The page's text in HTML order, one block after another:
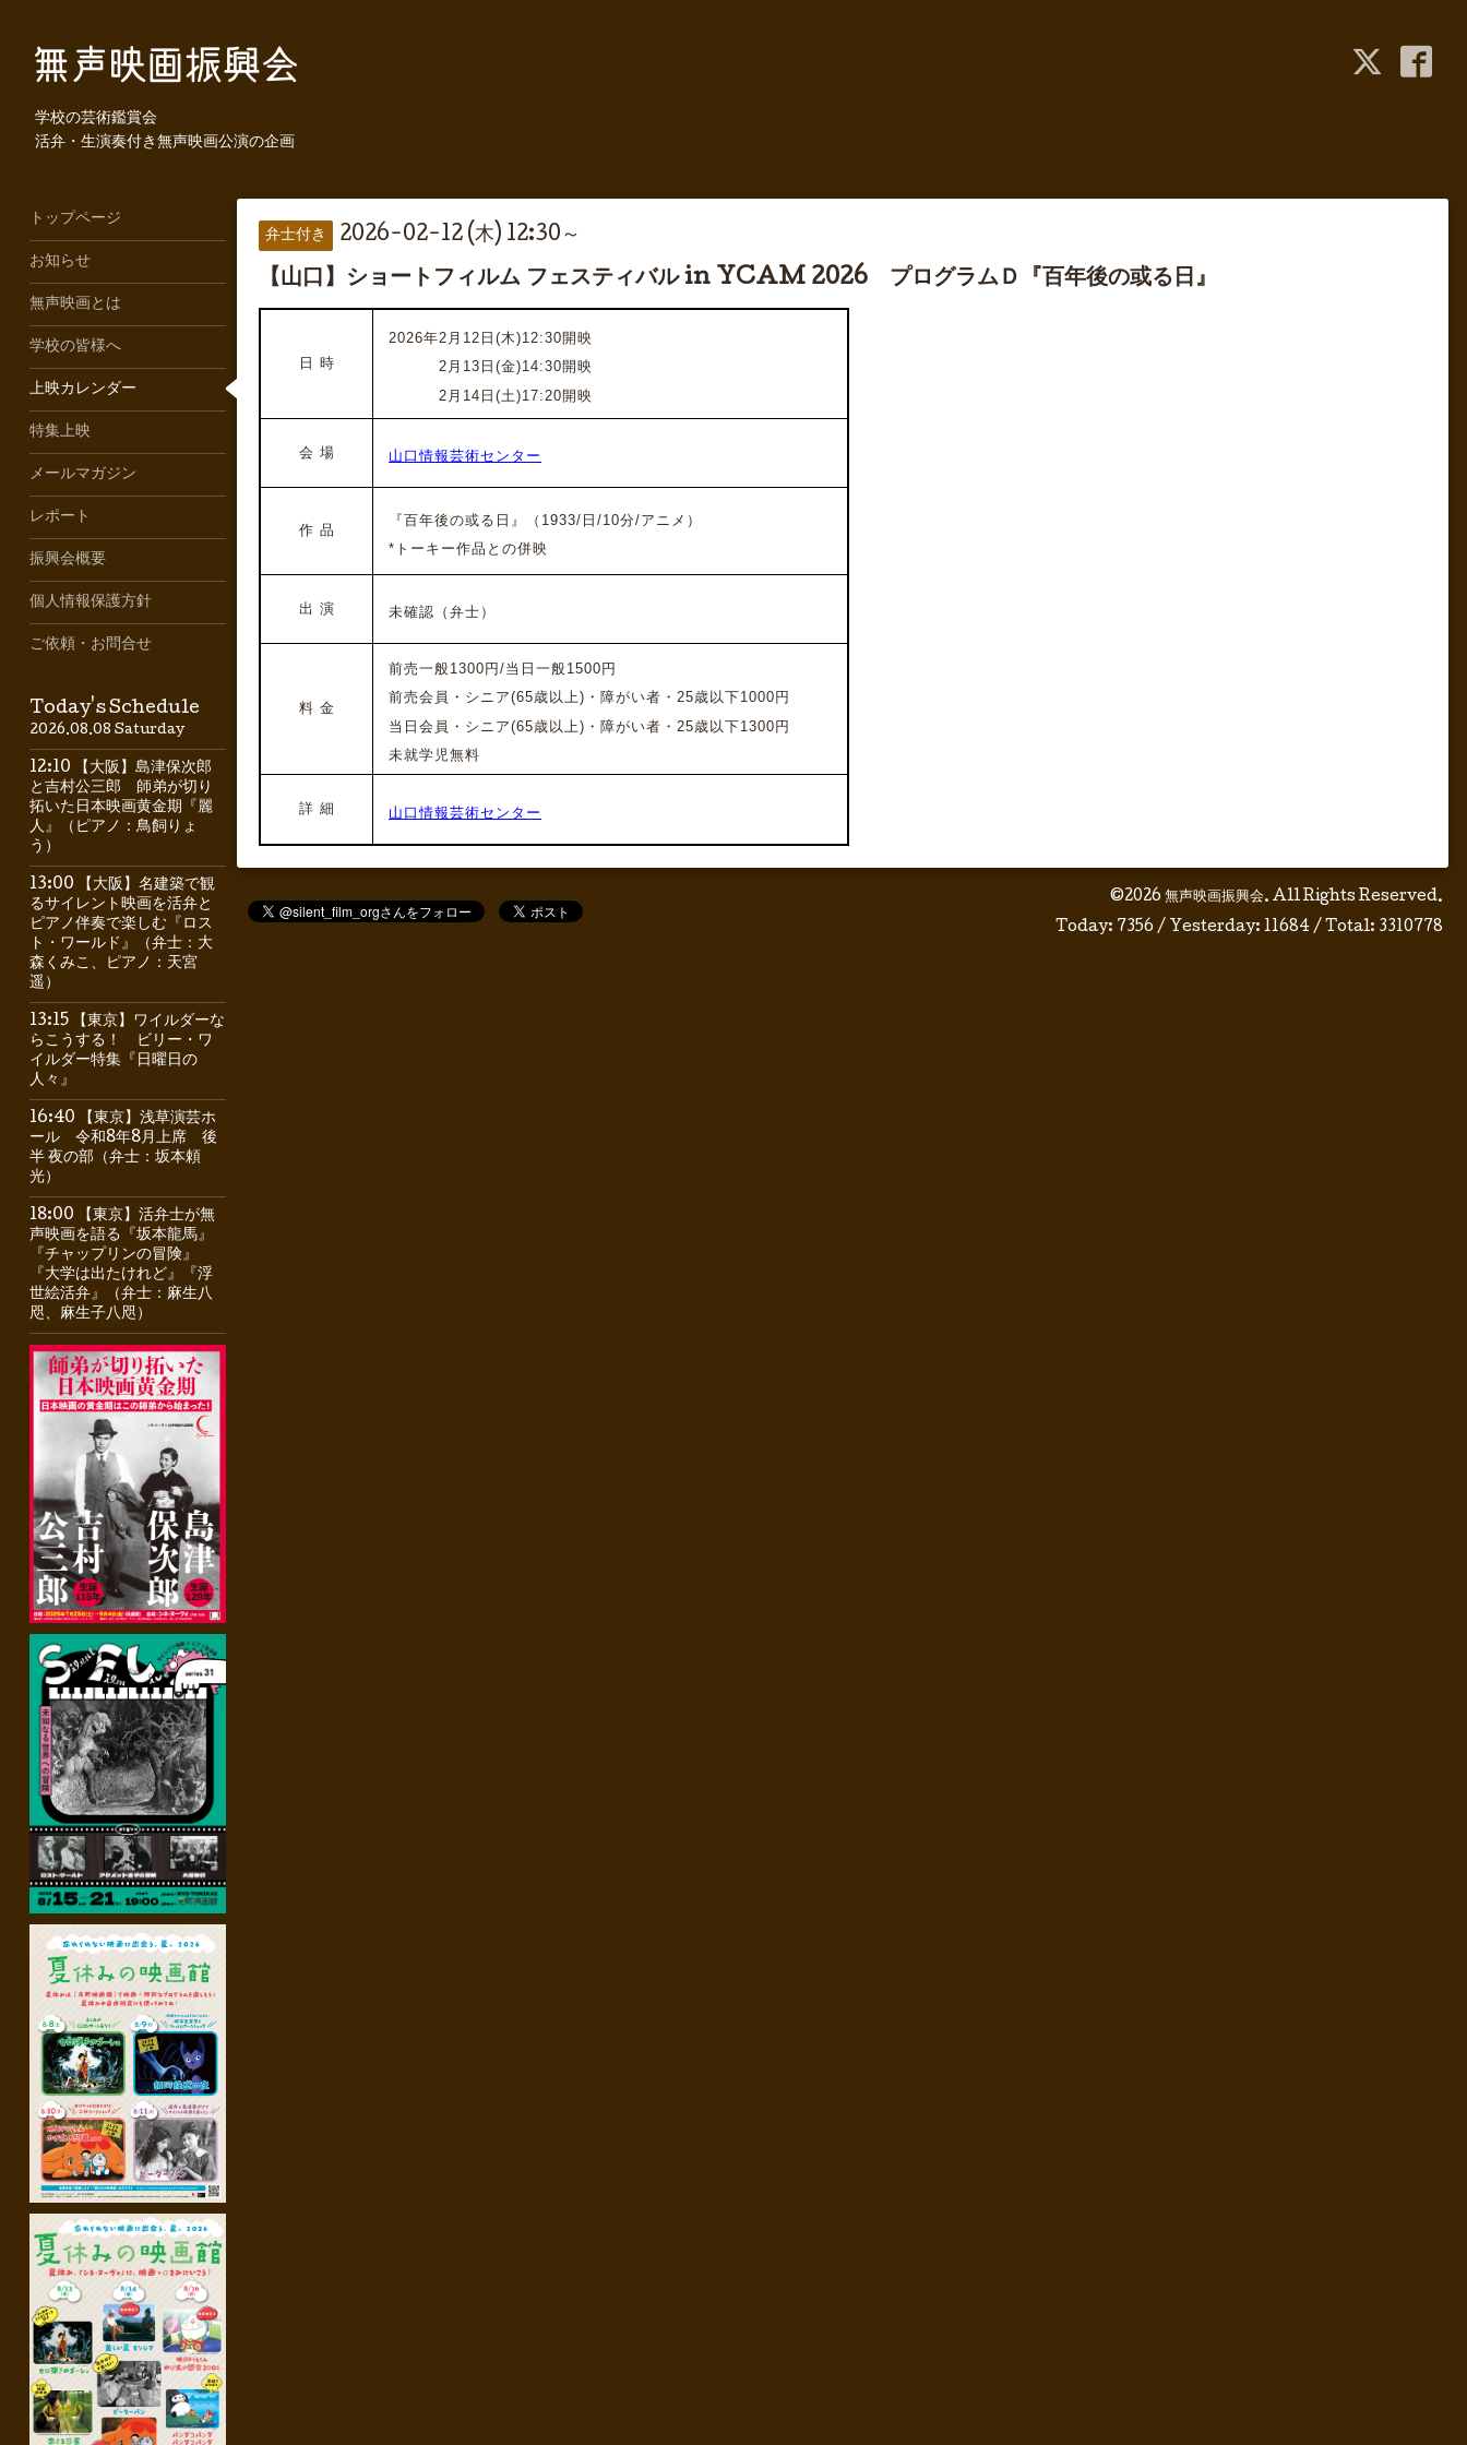
学校の芸術鑑賞会
活弁・生演奏付き無声映画公演の企画
弁士付き 2026-02-12 (木) 12:30～
【山口】ショートフィルム フェスティバル in YCAM 2026 プログラムＤ『百年後の或る日』
日 時
2026年2月12日(木)12:30開映
2月13日(金)14:30開映
2月14日(土)17:20開映
会 場 山口情報芸術センター
作 品
『百年後の或る日』（1933/日/10分/アニメ）
*トーキー作品との併映
出 演 未確認（弁士）
料 金
前売一般1300円/当日一般1500円
前売会員・シニア(65歳以上)・障がい者・25歳以下1000円
当日会員・シニア(65歳以上)・障がい者・25歳以下1300円
未就学児無料
詳 細 山口情報芸術センター
©2026 無声映画振興会. All Rights Reserved.
Today: 7356 / Yesterday: 11684 / Total: 3310778
トップページ
お知らせ
無声映画とは
学校の皆様へ
上映カレンダー
特集上映
メールマガジン
レポート
振興会概要
個人情報保護方針
ご依頼・お問合せ
Today's Schedule
2026.08.08 Saturday
12:10 【大阪】島津保次郎
と吉村公三郎 師弟が切り
拓いた日本映画黄金期『麗
人』（ピアノ：鳥飼りょ
う）
13:00 【大阪】名建築で観
るサイレント映画を活弁と
ピアノ伴奏で楽しむ『ロス
ト・ワールド』（弁士：大
森くみこ、ピアノ：天宮
遥）
13:15 【東京】ワイルダーな
らこうする！ ビリー・ワ
イルダー特集『日曜日の
人々』
16:40 【東京】浅草演芸ホ
ール 令和8年8月上席 後
半 夜の部（弁士：坂本頼
光）
18:00 【東京】活弁士が無
声映画を語る『坂本龍馬』
『チャップリンの冒険』
『大学は出たけれど』『浮
世絵活弁』（弁士：麻生八
咫、麻生子八咫）